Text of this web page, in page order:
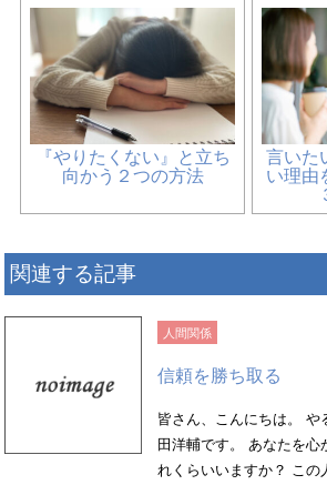
『やりたくない』と立ち
向かう２つの方法
言いた
い理由
関連する記事
人間関係
信頼を勝ち取る
皆さん、こんにちは。 や
田洋輔です。 あなたを
れくらいいますか？ この